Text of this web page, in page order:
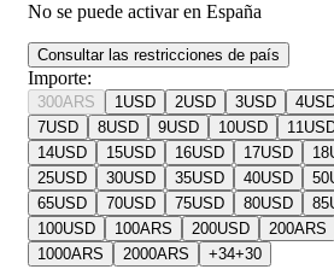
No se puede activar en España
Consultar las restricciones de país
Importe:
300ARS 1USD 2USD 3USD 4
7USD 8USD 9USD 10USD 11
14USD 15USD 16USD 17USD 18
25USD 30USD 35USD 40USD 50
65USD 70USD 75USD 80USD 85
100USD 100ARS 200USD 200ARS
1000ARS 2000ARS +34+30